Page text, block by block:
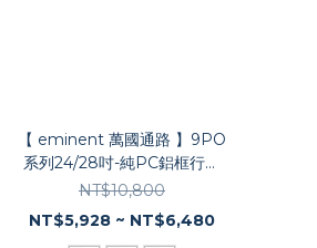
【 eminent 萬國通路 】9PO
系列24/28吋-純PC鋁框行李
箱
NT$10,800
NT$5,928 ~ NT$6,480